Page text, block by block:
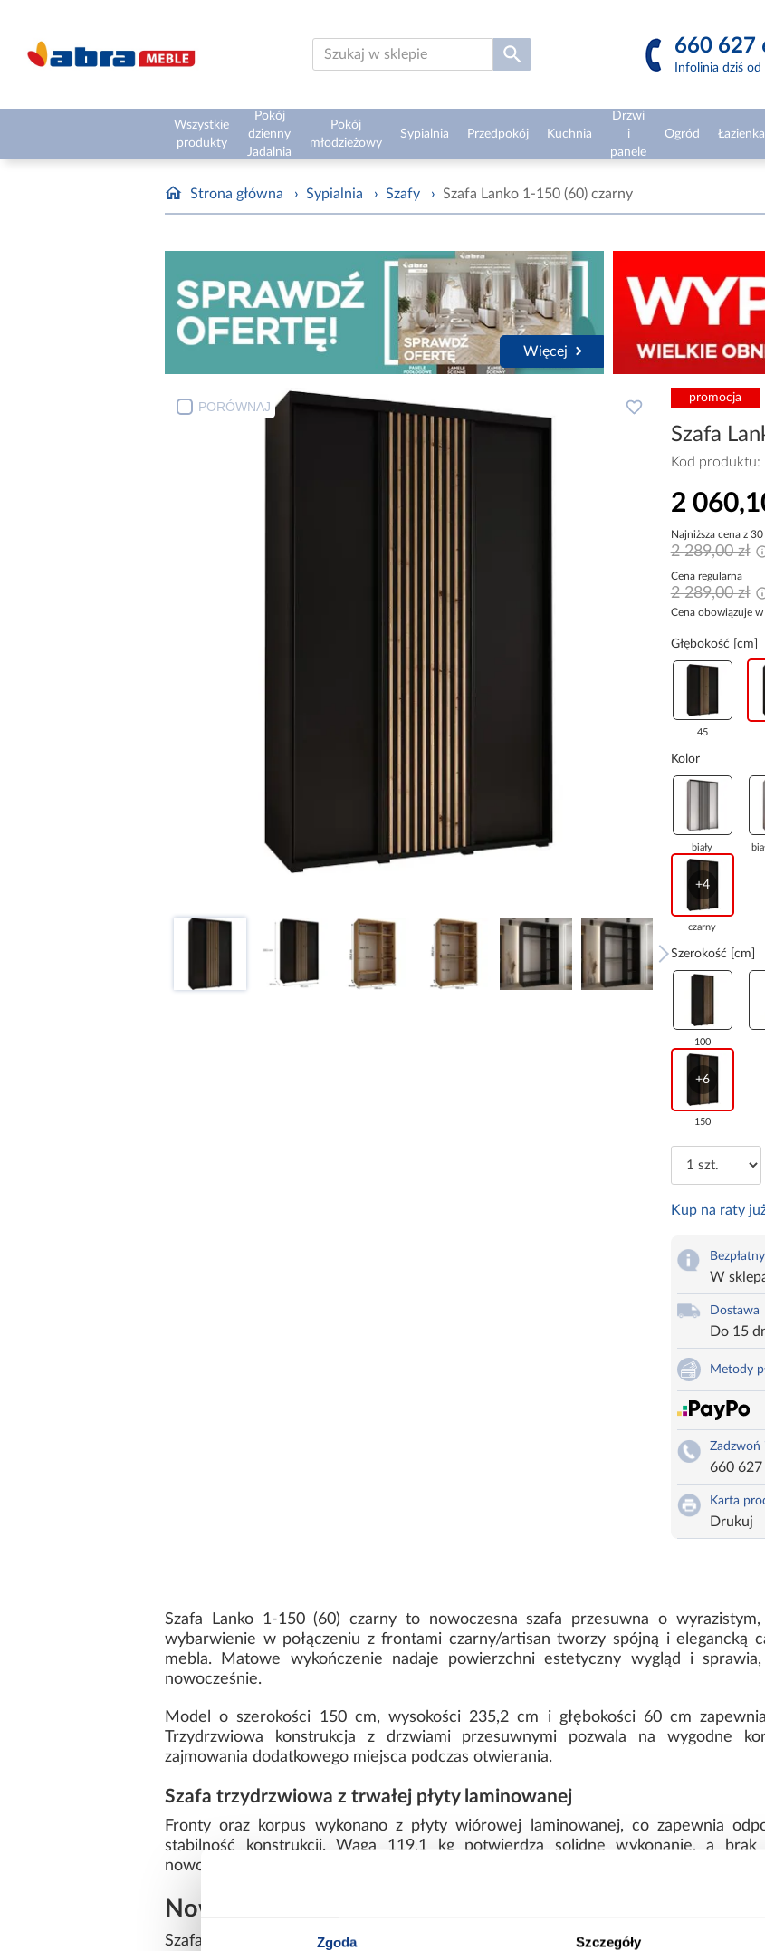
Zgoda Szczegóły
660 627
Infolinia dziś
Wszystkie
produkty
Pokój
dzienny
Jadalnia
Pokój
młodzieżowy
Sypialnia Przedpokój Kuchnia
Drzwi
i
panele
Ogród Łazienka
Strona główna › Sypialnia › Szafy › Szafa Lanko 1-150 (60) czarny
Więcej
PORÓWNAJ
promocja
Szafa
Kod produktu:
2
Najniższa cena z
2 289,00 zł
Cena regularna
2 289,00 zł
Cena obowiązuje
Głębokość [cm]
45
Kolor
biały
+4
czarny
Szerokość [cm]
100
+6
150
Kup na raty
W
Dostawa
Do 15
Metody
Zadzwoń
660 627
Karta
Drukuj
Szafa Lanko 1-150 (60) czarny to nowoczesna szafa przesuwna o
wybarwienie w połączeniu z frontami czarny/artisan tworzy spójną i elegancką
mebla. Matowe wykończenie nadaje powierzchni estetyczny wygląd i
nowocześnie.
Model o szerokości 150 cm, wysokości 235,2 cm i głębokości 60 cm
Trzydrzwiowa konstrukcja z drzwiami przesuwnymi pozwala na wygodne
zajmowania dodatkowego miejsca podczas otwierania.
Szafa trzydrzwiowa z trwałej płyty laminowanej
Fronty oraz korpus wykonano z płyty wiórowej laminowanej, co zapewnia
stabilność konstrukcji. Waga 119,1 kg potwierdza solidne wykonanie, a
nowoczesną formę.
Nowoczesna szafa 150 cm z matowym wykończeniem
Szafa z kolekcji LANKO łączy estetykę z praktycznym podejściem do